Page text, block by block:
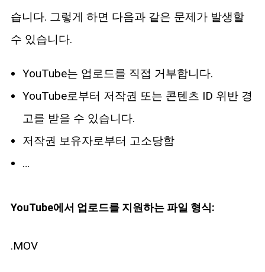
습니다. 그렇게 하면 다음과 같은 문제가 발생할
수 있습니다.
YouTube는 업로드를 직접 거부합니다.
YouTube로부터 저작권 또는 콘텐츠 ID 위반 경
고를 받을 수 있습니다.
저작권 보유자로부터 고소당함
…
YouTube에서 업로드를 지원하는 파일 형식:
.MOV